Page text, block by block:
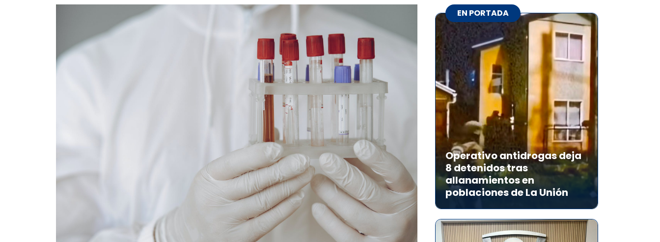
EN PORTADA
Operativo antidrogas deja
8 detenidos tras
allanamientos en
poblaciones de La Unión